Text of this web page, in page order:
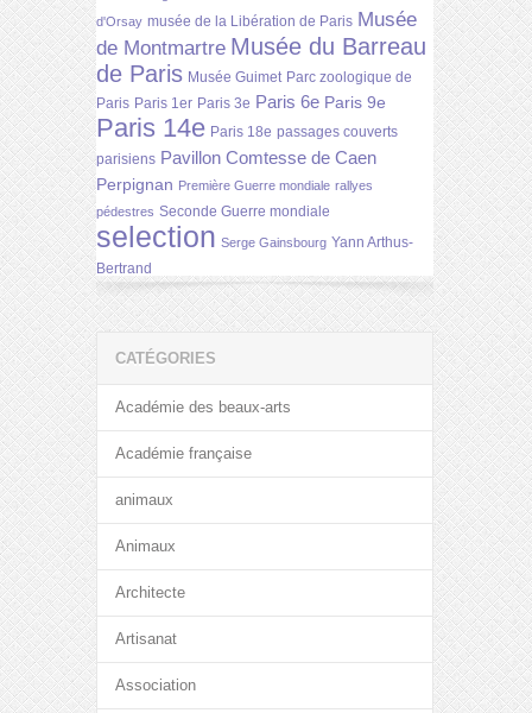
d'Orsay musée de la Libération de Paris Musée
de Montmartre Musée du Barreau
de Paris Musée Guimet Parc zoologique de
Paris Paris 1er Paris 3e Paris 6e Paris 9e
Paris 14e Paris 18e passages couverts
parisiens Pavillon Comtesse de Caen
Perpignan Première Guerre mondiale rallyes
pédestres Seconde Guerre mondiale
selection Serge Gainsbourg Yann Arthus-
Bertrand
CATÉGORIES
Académie des beaux-arts
Académie française
animaux
Animaux
Architecte
Artisanat
Association